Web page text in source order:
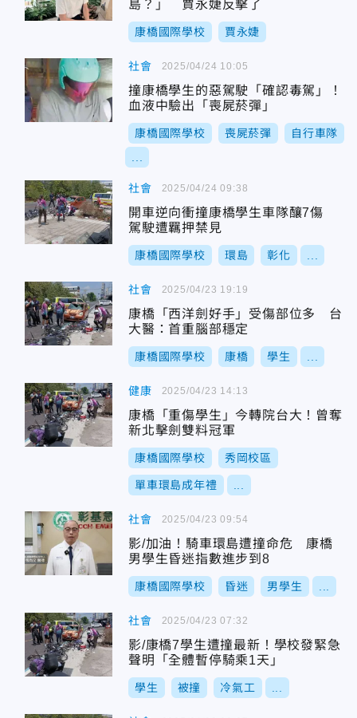
島？」 賈永婕反擊了
康橋國際學校 賈永婕
社會
撞康橋學生的惡駕駛「確認毒駕」！
血液中驗出「喪屍菸彈」
康橋國際學校 喪屍菸彈 自行車隊
2025/04/24 10:05
社會
開車逆向衝撞康橋學生車隊釀7傷
駕駛遭羈押禁見
康橋國際學校 環島 彰化
2025/04/24 09:38
社會
康橋「西洋劍好手」受傷部位多 台
大醫：首重腦部穩定
康橋國際學校 康橋 學生
2025/04/23 19:19
健康
康橋「重傷學生」今轉院台大！曾奪
新北擊劍雙料冠軍
康橋國際學校 秀岡校區
單車環島成年禮
2025/04/23 14:13
社會
影/加油！騎車環島遭撞命危 康橋
男學生昏迷指數進步到8
康橋國際學校 昏迷 男學生
2025/04/23 09:54
社會
影/康橋7學生遭撞最新！學校發緊急
聲明「全體暫停騎乘1天」
學生 被撞 冷氣工
2025/04/23 07:32